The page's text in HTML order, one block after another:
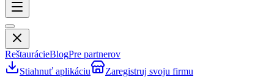
ReštaurácieBlogPre partnerov
Stiahnuť aplikáciu
Zaregistruj svoju firmu